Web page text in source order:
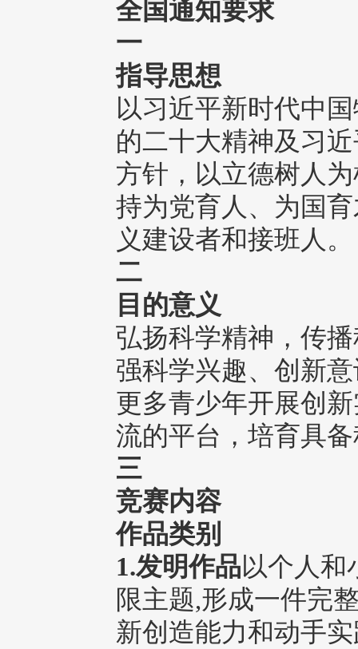
全国通知要求
一
指导思想
以习近平新时代中
的二十大精神及习
方针，以立德树人
持为党育人、为国
义建设者和接班人。
二
目的意义
弘扬科学精神，传
强科学兴趣、创新
更多青少年开展创
流的平台，培育具
三
竞赛内容
作品类别
1.发明作品以个人和
限主题,形成一件完
新创造能力和动手